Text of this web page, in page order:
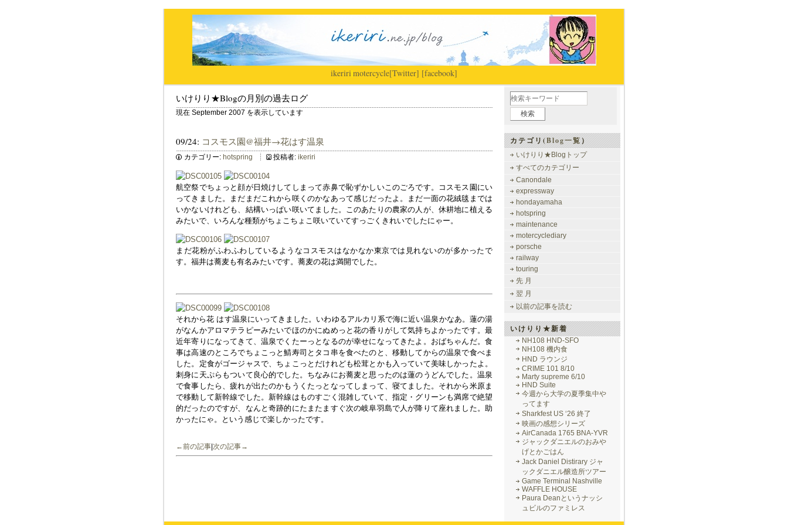
ikeriri|motercycle[Twitter] [facebook]
いけりり★Blogの月別の過去ログ
現在 September 2007 を表示しています
09/24: コスモス園@福井→花はす温泉
カテゴリー: hotspring 投稿者: ikeriri
航空祭でちょっと顔が日焼けしてしまって赤鼻で恥ずかしいこのごろです。コスモス園にい
ってきました。まだまだこれから咲くのかなあって感じだったよ。まだ一面の花絨毯までは
いかないけれども、結構いっぱい咲いてました。このあたりの農家の人が、休耕地に植える
みたいで、いろんな種類がちょこちょこ咲いていてすっごくきれいでしたにゃー。
まだ花粉がふわふわしているようなコスモスはなかなか東京では見れないのが多かったで
す。福井は蕎麦も有名みたいです。蕎麦の花は満開でした。
それから花 はす温泉にいってきました。いわゆるアルカリ系で海に近い温泉かなあ。蓮の湯
がなんかアロマテラピーみたいでほのかにぬめっと花の香りがして気持ちよかったです。最
近年寄りになってきて、温泉でくたーっとなるのが幸せになってきたよ。おばちゃんだ。食
事は高速のところでちょこっと鯖寿司とタコ串を食べたのと、移動してからの温泉で食べま
した。定食がゴージャスで、ちょこっとだけれども松茸とかも入っていて美味しかったよ。
刺身に天ぷらもついて良心的でした。ちなみにお蕎麦と思ったのは蓮のうどんでした。温泉
で食事したら、疲れが出たのかもうくたっとなってしまって、寝てました。それから米原ま
で移動して新幹線でした。新幹線はものすごく混雑していて、指定・グリーンも満席で絶望
的だったのですが、なんと奇跡的にたまたますぐ次の岐阜羽島で人が降りて座れました。助
かったにゃ。という感じで楽しかったです。
←前の記事 次の記事→
カテゴリ(Blog一覧）
いけりり★Blogトップ
すべてのカテゴリー
Canondale
expressway
hondayamaha
hotspring
maintenance
motercyclediary
porsche
railway
touring
先 月
翌 月
以前の記事を読む
いけりり★新着
NH108 HND-SFO
NH108 機内食
HND ラウンジ
CRIME 101 8/10
Marty supreme 6/10
HND Suite
今週から大学の夏季集中や
ってます
Sharkfest US ‘26 終了
映画の感想シリーズ
AirCanada 1765 BNA-YVR
ジャックダニエルのおみや
げとかごはん
Jack Daniel Distirary ジャ
ックダニエル醸造所ツアー
Game Terminal Nashville
WAFFLE HOUSE
Paura Deanというナッシ
ュビルのファミレス